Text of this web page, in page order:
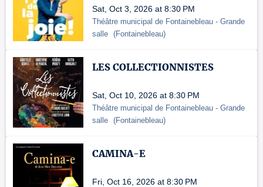
Sat, Oct 3, 2026 at 8:30 PM
Théâtre municipal de Fontainebleau - Grande
salle (Fontainebleau)
LES COLLECTIONNISTES
Sat, Oct 10, 2026 at 8:30 PM
Théâtre municipal de Fontainebleau - Grande
salle (Fontainebleau)
CAMINA-E
Fri, Oct 16, 2026 at 8:30 PM